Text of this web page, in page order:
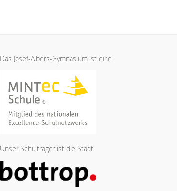
Das Josef-Albers-Gymnasium ist eine
Unser Schulträger ist die Stadt